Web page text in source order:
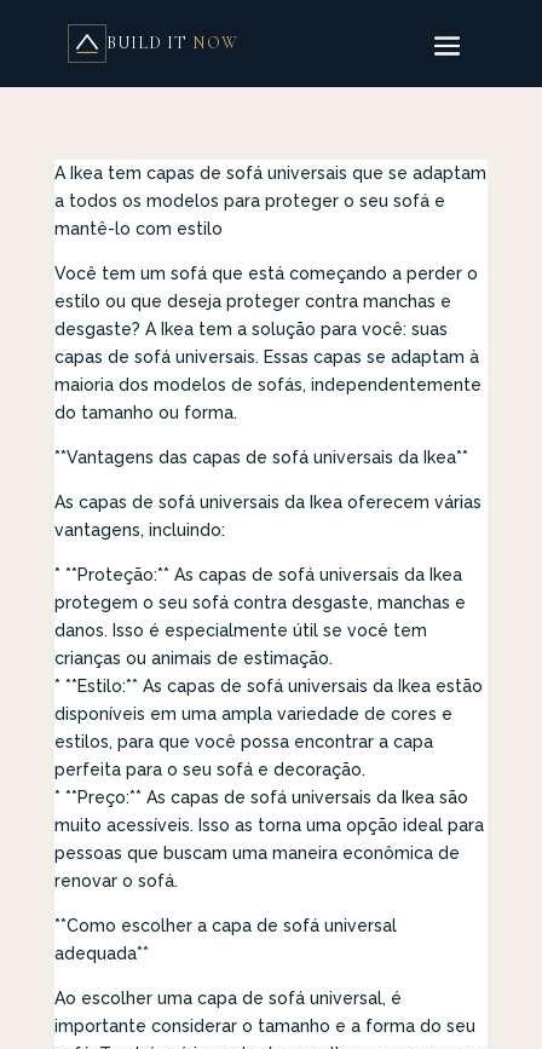
BUILD IT NOW
A Ikea tem capas de sofá universais que se adaptam
a todos os modelos para proteger o seu sofá e
mantê-lo com estilo
Você tem um sofá que está começando a perder o
estilo ou que deseja proteger contra manchas e
desgaste? A Ikea tem a solução para você: suas
capas de sofá universais. Essas capas se adaptam à
maioria dos modelos de sofás, independentemente
do tamanho ou forma.
**Vantagens das capas de sofá universais da Ikea**
As capas de sofá universais da Ikea oferecem várias
vantagens, incluindo:
* **Proteção:** As capas de sofá universais da Ikea
protegem o seu sofá contra desgaste, manchas e
danos. Isso é especialmente útil se você tem
crianças ou animais de estimação.
* **Estilo:** As capas de sofá universais da Ikea estão
disponíveis em uma ampla variedade de cores e
estilos, para que você possa encontrar a capa
perfeita para o seu sofá e decoração.
* **Preço:** As capas de sofá universais da Ikea são
muito acessíveis. Isso as torna uma opção ideal para
pessoas que buscam uma maneira econômica de
renovar o sofá.
**Como escolher a capa de sofá universal
adequada**
Ao escolher uma capa de sofá universal, é
importante considerar o tamanho e a forma do seu